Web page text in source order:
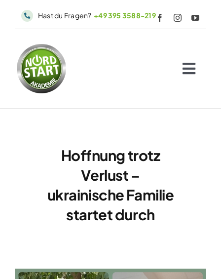
Hast du Fragen? +49 395 3588-219
Start
Erfolgsgeschichten
Kiezguide
Kontakt
Hoffnung trotz
Verlust –
ukrainische Familie
startet durch